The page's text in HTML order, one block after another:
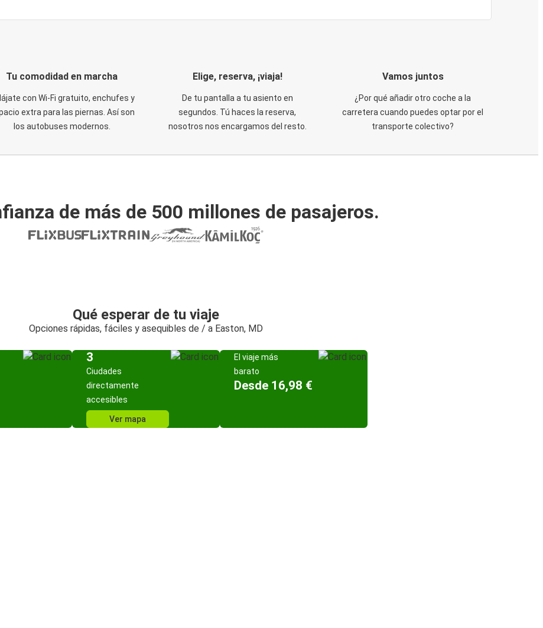
Tu comodidad en marcha
con Wi-Fi gratuito, enchufes y
extra para las piernas. Así son
los autobuses modernos.
Elige, reserva, ¡viaja!
De tu pantalla a tu asiento en
segundos. Tú haces la reserva,
nosotros nos encargamos del resto.
Vamos juntos
¿Por qué añadir otro coche a la
carretera cuando puedes optar por el
transporte colectivo?
de más de 500 millones de pasajeros.
Qué esperar de tu viaje
Opciones rápidas, fáciles y asequibles de / a Easton, MD
3
Ciudades
directamente
accesibles
Ver mapa
El viaje más
barato
Desde 16,98 €